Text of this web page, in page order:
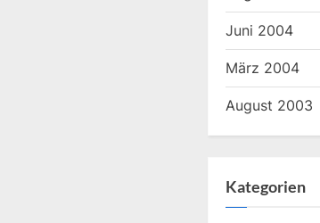
Juni 2004
März 2004
August 2003
Kategorien